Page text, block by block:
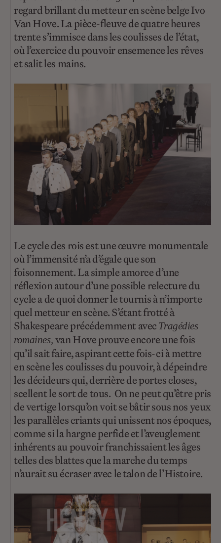
regard brillant du metteur en scène belge Ivo
Van Hove. La pièce-fleuve de quatre heures
trente s’immisce dans les coulisses de l’état,
où l’exercice du pouvoir ensemence les rêves
et salit les mains.
Le cycle des rois est une œuvre monumentale
où l’immensité n’a d’égale que son
foisonnement. La simple amorce d’une
réflexion autour d’une possible relecture du
cycle a de quoi donner le tournis à n’importe
quel metteur en scène. S’étant frotté à
Shakespeare précédemment avec Tragédies
romaines, van Hove prouve encore une fois
qu’il sait faire, aspirant cette fois-ci à mettre
en scène les coulisses du pouvoir, à dépeindre
les décideurs qui, derrière de portes closes,
scellent le sort de tous. On ne peut qu’être pris
de vertige lorsqu’on voit se bâtir sous nos yeux
les parallèles criants qui unissent nos époques,
comme si la hargne perfide et l’aveuglement
inhérents au pouvoir franchissaient les âges
telles des blattes que la marche du temps
n’aurait su écraser avec le talon de l’Histoire.